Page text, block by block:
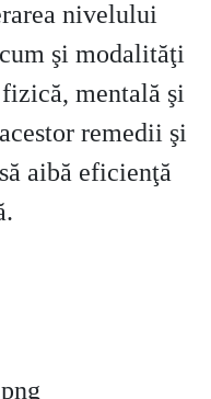
nivelului
şi modalităţi
mentală şi
remedii şi
aibă eficienţă